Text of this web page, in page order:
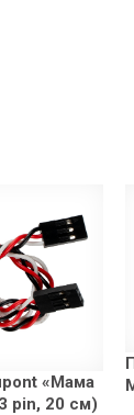
«Мама
pin, 20 см)